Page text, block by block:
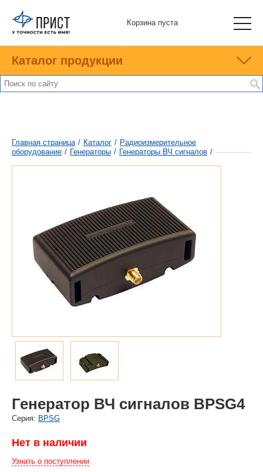
Корзина пуста
Каталог продукции
Главная страница / Каталог / Радиоизмерительное
оборудование / Генераторы / Генераторы ВЧ сигналов /
Генератор ВЧ сигналов BPSG4
Cерия: BPSG
Нет в наличии
Узнать о поступлении